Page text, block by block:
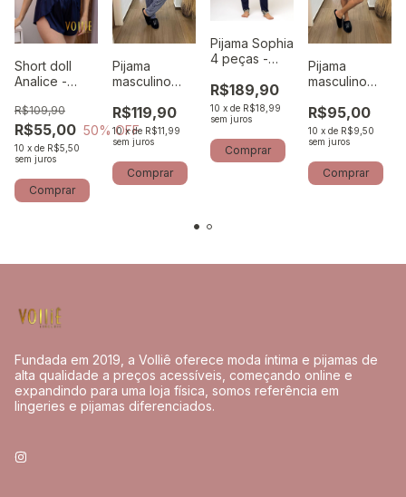
Short doll
Analice -
R$55,00
R$109,90
50% OFF
10 x de R$5,50
sem juros
Comprar
Pijama
masculino
- Listras azul
marino e off
white
R$119,90
10 xde R$11,99
sem juros
Comprar
Pijama Sophia
4 peças -
R$189,90
10 x de R$18,99
sem juros
Comprar
Pijama
masculino
suede -
Listras
marinho e off
white
R$95,00
10 x de R$9,50
sem juros
Comprar
Fundada em 2019, a Volliê oferece moda íntima e pijamas de
alta qualidade a preços acessíveis, começando online e
expandindo para uma loja física, somos referência em
lingeries e pijamas diferenciados.